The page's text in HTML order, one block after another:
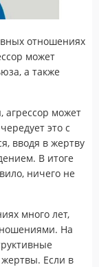
отношениях
может
а также
агрессор может
это с
вводя в жертву
В итоге
ничего не
много лет,
На
Если в